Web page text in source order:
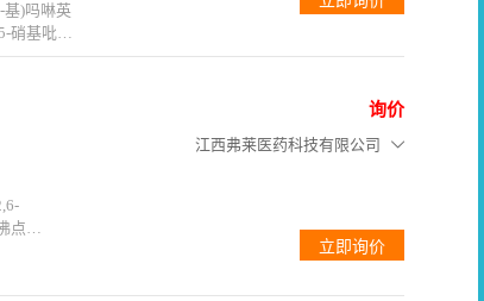
基)吗啉英
硝基吡
沸点
点
询价
江西弗莱医药科技有限公司